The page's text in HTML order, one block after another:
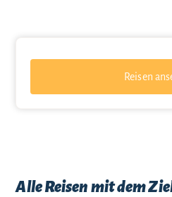
Reisen
Alle Reisen mit dem